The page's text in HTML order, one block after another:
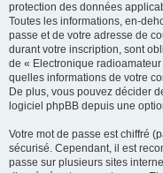
protection des données
Toutes les informations, en-
passe et de votre adresse de
durant votre inscription, sont
de « Electronique
quelles informations de votre
De plus, vous pouvez décider
logiciel phpBB depuis une
Votre mot de passe est chiffré
sécurisé. Cependant, il est
passe sur plusieurs sites